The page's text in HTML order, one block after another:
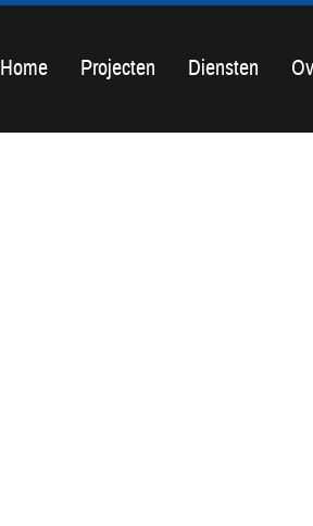
Home Projecten Diensten